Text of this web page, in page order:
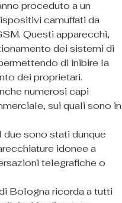
proceduto a un
camuffati da
Questi apparecchi,
dei sistemi di
di inibire la
dei proprietari.
numerosi capi
sui quali sono in
sono stati dunque
idonee a
telegrafiche o
Bologna ricorda a tutti